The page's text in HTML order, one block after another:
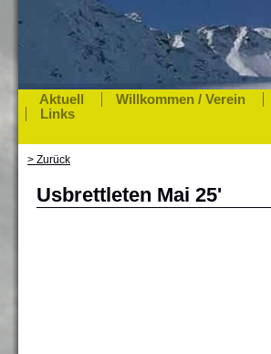
Aktuell Willkommen / Verein
Links
> Zurück
Usbrettleten Mai 25'